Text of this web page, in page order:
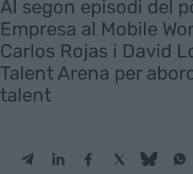
Al segon episodi del
Empresa al Mobile
Carlos Rojas i David
Talent Arena per
talent